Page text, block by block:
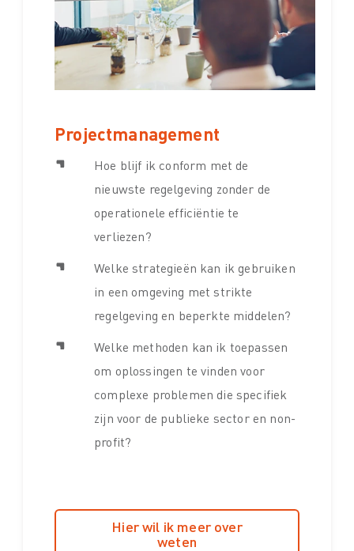
Projectmanagement
Hoe blijf ik conform met de
nieuwste regelgeving zonder de
operationele efficiëntie te
verliezen?
Welke strategieën kan ik gebruiken
in een omgeving met strikte
regelgeving en beperkte middelen?
Welke methoden kan ik toepassen
om oplossingen te vinden voor
complexe problemen die specifiek
zijn voor de publieke sector en non-
profit?
Hier wil ik meer over
weten